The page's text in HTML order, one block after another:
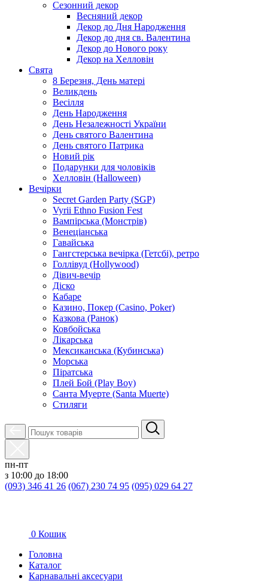
Сезонний декор
Весняний декор
Декор до Дня Народження
Декор до дня св. Валентина
Декор до Нового року
Декор на Хелловін
Свята
8 Березня, День матері
Великдень
Весілля
День Народження
День Незалежності України
День святого Валентина
День святого Патрика
Новий рік
Подарунки для чоловіків
Хелловін (Halloween)
Вечірки
Secret Garden Party (SGP)
Vyrii Ethno Fusion Fest
Вампірська (Монстрів)
Венеціанська
Гавайська
Гангстерська вечірка (Гетсбі), ретро
Голлівуд (Hollywood)
Дівич-вечір
Діско
Кабаре
Казино, Покер (Casino, Poker)
Казкова (Ранок)
Ковбойська
Лікарська
Мексиканська (Кубинська)
Морська
Піратська
Плей Бой (Play Boy)
Санта Муерте (Santa Muerte)
Стиляги
пн-пт
з 10:00 до 18:00
(093) 346 41 26 (067) 230 74 95 (095) 029 64 27
0 Кошик
Головна
Каталог
Карнавальні аксесуари